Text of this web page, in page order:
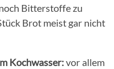
Bitterstoffe zu
Brot meist gar nicht
Kochwasser:vor allem